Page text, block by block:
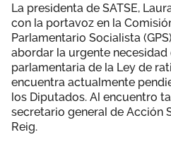
La presidenta de SATSE,
con la portavoz en la
Parlamentario Socialista
abordar la urgente
parlamentaria de la Ley de
encuentra actualmente
los Diputados. Al encuentro
secretario general de Acción
Reig.